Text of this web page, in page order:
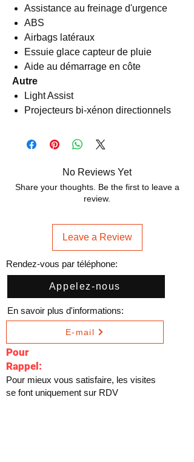
Assistance au freinage d'urgence
ABS
Airbags latéraux
Essuie glace capteur de pluie
Aide au démarrage en côte
Autre
Light Assist
Projecteurs bi-xénon directionnels
No Reviews Yet
Share your thoughts. Be the first to leave a
review.
Leave a Review
Rendez-vous par téléphone:
Appelez-nous
En savoir plus d'informations:
E-mail
Pour
Rappel:
Pour mieux vous satisfaire, les visites
se font uniquement sur RDV